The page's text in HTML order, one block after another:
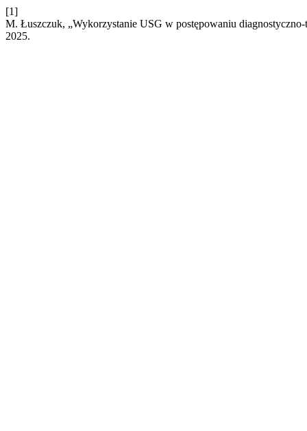
[1]
M. Łuszczuk, „Wykorzystanie USG w postępowaniu
2025.